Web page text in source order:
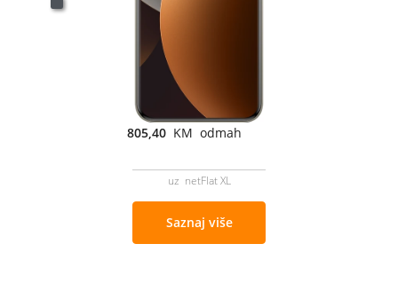
805,40 KM odmah
uz netFlat XL
Saznaj više